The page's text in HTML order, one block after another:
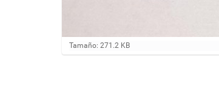
H
a
Tamaño: 271.2 KB